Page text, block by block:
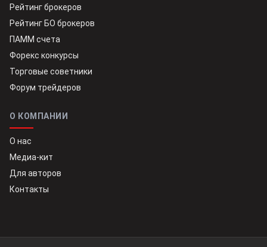
Рейтинг брокеров
Рейтинг БО брокеров
ПАММ счета
Форекс конкурсы
Торговые советники
Форум трейдеров
О КОМПАНИИ
О нас
Медиа-кит
Для авторов
Контакты